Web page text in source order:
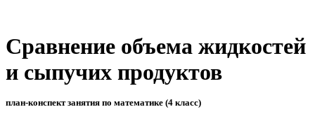
Сравнение объема жидкостей
и сыпучих продуктов
план-конспект занятия по математике (4 класс)